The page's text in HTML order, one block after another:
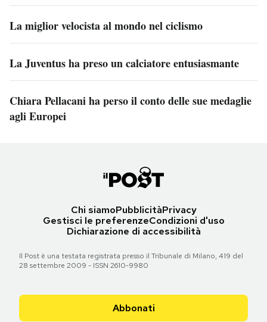
La miglior velocista al mondo nel ciclismo
La Juventus ha preso un calciatore entusiasmante
Chiara Pellacani ha perso il conto delle sue medaglie
agli Europei
Chi siamoPubblicitàPrivacy
Gestisci le preferenzeCondizioni d'uso
Dichiarazione di accessibilità
Il Post è una testata registrata presso il Tribunale di Milano, 419 del
28 settembre 2009 - ISSN 2610-9980
Abbonati